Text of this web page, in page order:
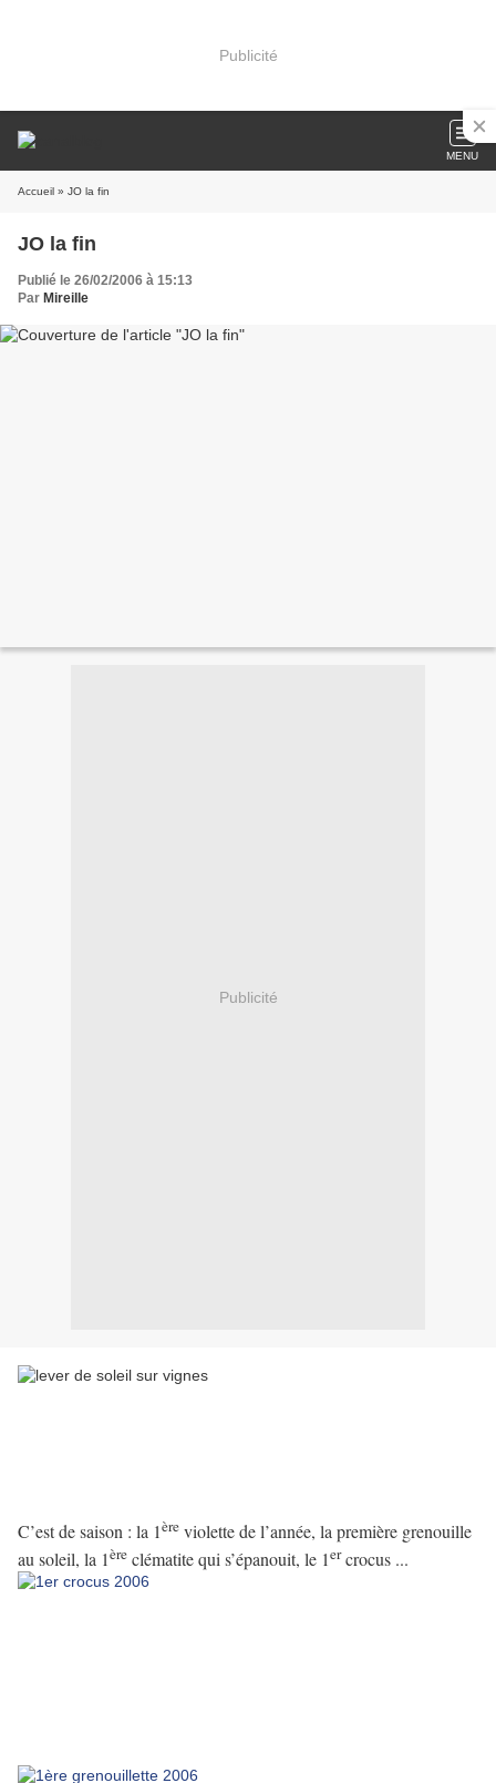
Publicité
MENU
Accueil » JO la fin
JO la fin
Publié le 26/02/2006 à 15:13
Par Mireille
Publicité
C’est de saison : la 1ère violette de l’année, la première grenouille
au soleil, la 1ère clématite qui s’épanouit, le 1ercrocus ...